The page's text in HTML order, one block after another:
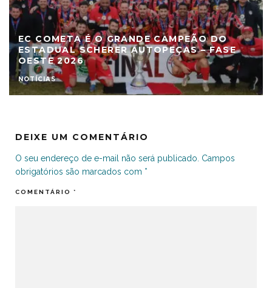
EC COMETA É O GRANDE CAMPEÃO DO
ESTADUAL SCHERER AUTOPEÇAS – FASE
OESTE 2026
NOTÍCIAS
DEIXE UM COMENTÁRIO
O seu endereço de e-mail não será publicado. Campos
obrigatórios são marcados com *
COMENTÁRIO *